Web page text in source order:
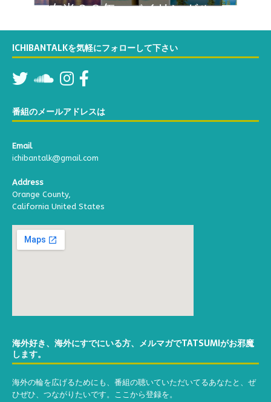
在米２８年 バイリンガル
なTatsumiが関西弁でカリ
フォルニアよりお届けする
６０分の対談番組。お楽し
みください
ICHIBANTALKを気軽にフォローして下さい
番組のメールアドレスは
Email
ichibantalk@gmail.com
Address
Orange County,
California United States
海外好き、海外にすでにいる方、メルマガでTATSUMIがお邪魔
します。
海外の輪を広げるためにも、番組の聴いていただいてるあなたと、ぜ
ひぜひ、つながりたいです。ここから登録を。